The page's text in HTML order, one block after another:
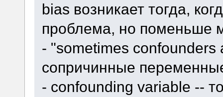
bias возникает тогда,
проблема, но поменьше
- "sometimes confounders
сопричинные
- confounding variable --